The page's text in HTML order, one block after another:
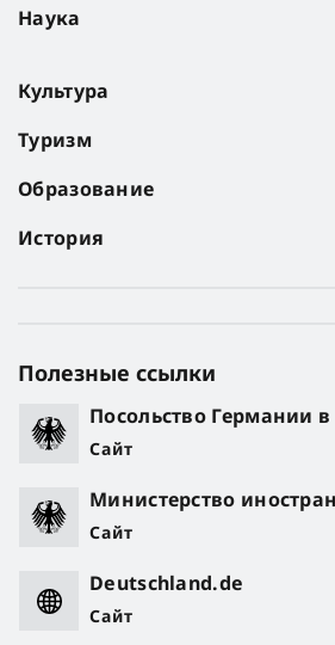
Наука
Культура
Туризм
Образование
История
Полезные ссылки
Посольство Германии
Сайт
Министерство
Сайт
Deutschland.de
Сайт